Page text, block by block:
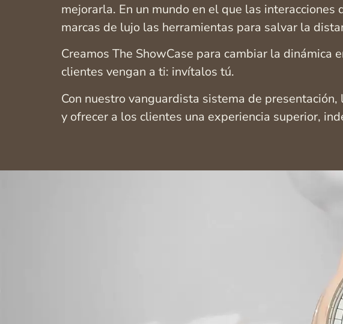
mejorarla. En un mundo en el que las
marcas de lujo las herramientas para salvar la
Creamos The ShowCase para cambiar la dinámica
clientes vengan a ti: invítalos tú.
Con nuestro vanguardista sistema de
y ofrecer a los clientes una experiencia superior,